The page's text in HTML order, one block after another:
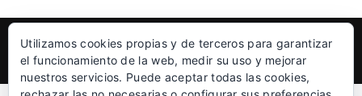
© Humicorp Nanopolímeros S.L 2011-2026| Aviso Legal
Utilizamos cookies propias y de terceros para garantizar
el funcionamiento de la web, medir su uso y mejorar
nuestros servicios. Puede aceptar todas las cookies,